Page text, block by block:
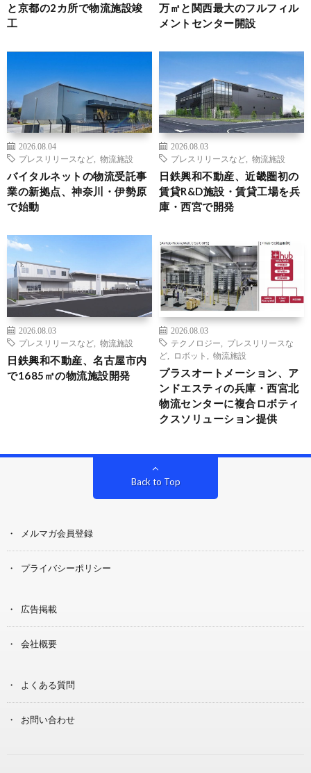
と京都の2カ所で物流施設竣
工
万㎡と関西最大のフルフィル
メントセンター開設
2026.08.04
プレスリリースなど
物流施設
バイタルネットの物流受託事
業の新拠点、神奈川・伊勢原
で始動
2026.08.03
プレスリリースなど
物流施設
日鉄興和不動産、近畿圏初の
賃貸R&D施設・賃貸工場を兵
庫・西宮で開発
2026.08.03
プレスリリースなど
物流施設
日鉄興和不動産、名古屋市内
で1685㎡の物流施設開発
2026.08.03
テクノロジー
プレスリリースな
ど
ロボット 物流施設
プラスオートメーション、ア
ンドエスティの兵庫・西宮北
物流センターに複合ロボティ
クスソリューション提供
Back to Top
メルマガ会員登録
プライバシーポリシー
広告掲載
会社概要
よくある質問
お問い合わせ